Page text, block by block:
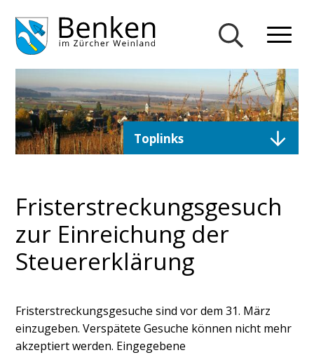
Navigieren in Gemeinde
Schnellnavigation
Direktzugriffe
Toplinks
Fristerstreckungsgesuch
zur Einreichung der
Steuererklärung
Fristerstreckungsgesuche sind vor dem 31. März
einzugeben. Verspätete Gesuche können nicht mehr
akzeptiert werden. Eingegebene